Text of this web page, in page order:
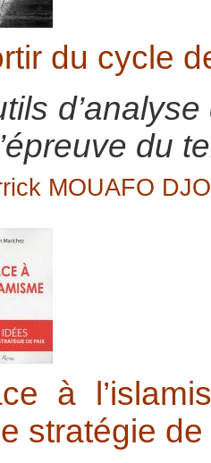
du cycle
du
MOUAFO
à
stratégie